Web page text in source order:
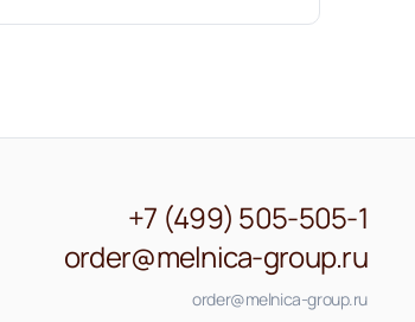
+7 (499) 505-505-1
order@melnica-group.ru
order@melnica-group.ru